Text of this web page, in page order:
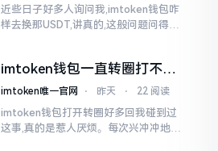
近些日子好多人询问我,imtoken钱包咋
样去换那USDT,讲真的,这般问题问得很
imtoken钱包一直转圈打不开
解决办法分享
imtoken唯一官网 ⋅ 昨天 ⋅ 22 阅读
imtoken钱包打开转圈好多回我碰到过
这事,真的是惹人厌烦。每次兴冲冲地开